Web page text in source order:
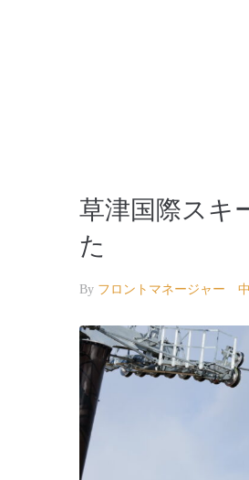
草津国際ス
た
By フロントマネージャー